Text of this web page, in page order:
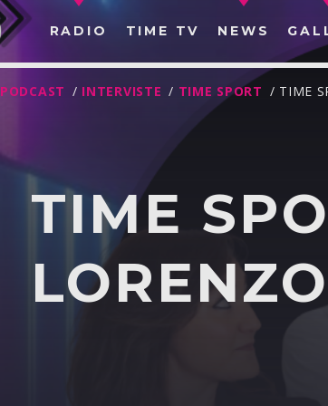
RADIO TIME TV NEWS
PODCAST / INTERVISTE / TIME SPORT / TIME
TIME